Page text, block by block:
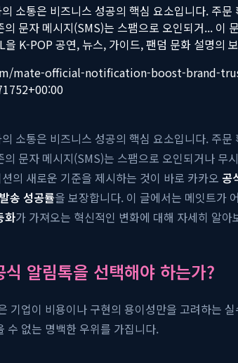
소통은 비즈니스 성공의 핵심 요소입니다. 주
문자 메시지(SMS)는 스팸으로 오인되거... 이
K-POP 공연, 뉴스, 가이드, 팬덤 문화 설명의
mate-official-notification-boost-brand-
소통은 비즈니스 성공의 핵심 요소입니다. 주
문자 메시지(SMS)는 스팸으로 오인되거나
의 새로운 기준을 제시하는 것이 바로 카카오 공
발송 성공률을 보장합니다. 이 글에서는 메잇트가
화가 가져오는 혁신적인 변화에 대해 자세히 알아
알림톡을 선택해야 하는가?
기업이 비용이나 구현의 용이성만을 고려하는
수 없는 명백한 우위를 가집니다.